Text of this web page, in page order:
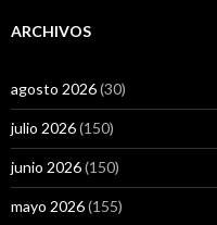
ARCHIVOS
agosto 2026(30)
julio 2026(150)
junio 2026(150)
mayo 2026(155)